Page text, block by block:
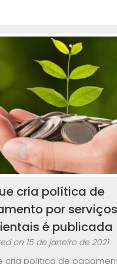
cria política de
por serviços
é publicada
on 15 de janeiro de 2021
cria política de